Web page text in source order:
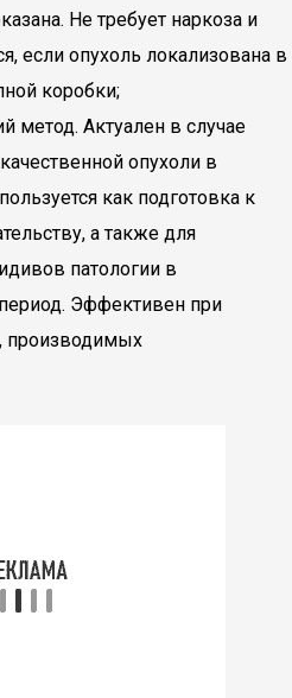
Не требует наркоза и
если опухоль локализована в
коробки;
метод. Актуален в случае
опухоли в
как подготовка к
а также для
патологии в
Эффективен при
производимых